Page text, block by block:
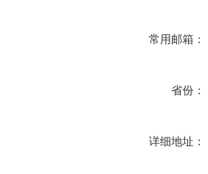
常用邮箱：
省份：
详细地址：